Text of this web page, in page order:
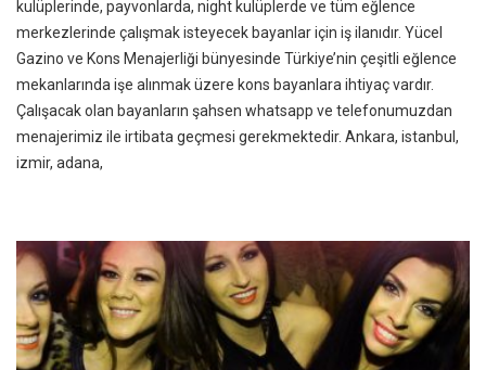
kulüplerinde, payvonlarda, night kulüplerde ve tüm eğlence
merkezlerinde çalışmak isteyecek bayanlar için iş ilanıdır. Yücel
Gazino ve Kons Menajerliği bünyesinde Türkiye’nin çeşitli eğlence
mekanlarında işe alınmak üzere kons bayanlara ihtiyaç vardır.
Çalışacak olan bayanların şahsen whatsapp ve telefonumuzdan
menajerimiz ile irtibata geçmesi gerekmektedir. Ankara, istanbul,
izmir, adana,